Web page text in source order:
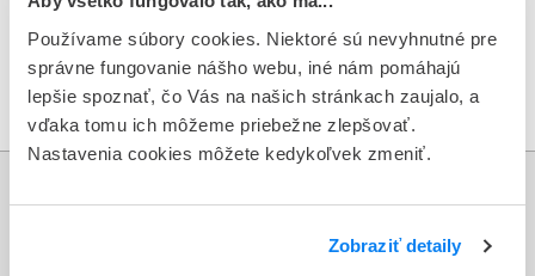
Používame súbory cookies. Niektoré sú nevyhnutné pre
správne fungovanie nášho webu, iné nám pomáhajú
lepšie spoznať, čo Vás na našich stránkach zaujalo, a
vďaka tomu ich môžeme priebežne zlepšovať.
Nastavenia cookies môžete kedykoľvek zmeniť.
Zobraziť detaily
Slovakia
06.08.2015—Nezaradené
Informácie